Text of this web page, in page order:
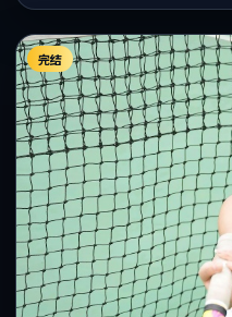
完结